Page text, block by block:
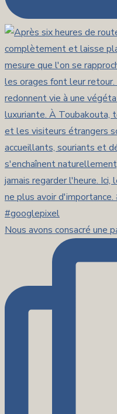
Nous avons consacré une